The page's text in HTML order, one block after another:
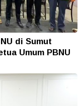
di Sumut
Umum PBNU